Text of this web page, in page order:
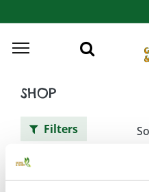
SHOP
Filters
SANOLL -